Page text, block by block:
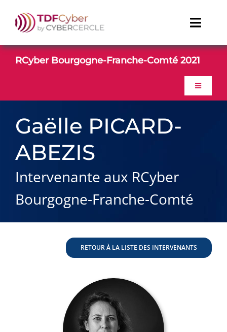
contenu
TDFCyber
Linkedin
RCyber Bourgogne-Franche-Comté 2021
Toggle
PROGRAMME
CONTACT
Gaëlle PICARD-
ABEZIS
Intervenante aux RCyber
Bourgogne-Franche-Comté
RETOUR À LA LISTE DES INTERVENANTS